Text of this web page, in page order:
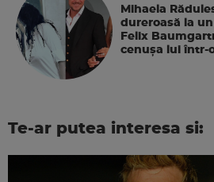
Mihaela
dureroasă la
Felix
cenușa lui într-
Te-ar putea interesa si: